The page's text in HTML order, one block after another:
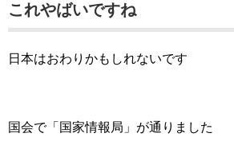
これやばいですね
日本はおわりかもしれないです
国会で「国家情報局」が通りました